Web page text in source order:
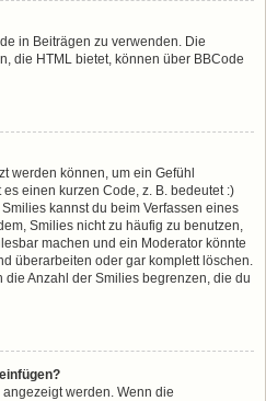
in Beiträgen zu verwenden. Die
die HTML bietet, können über BBCode
werden können, um ein Gefühl
einen kurzen Code, z. B. bedeutet :)
kannst du beim Verfassen eines
Smilies nicht zu häufig zu benutzen,
machen und ein Moderator könnte
überarbeiten oder gar komplett löschen.
Anzahl der Smilies begrenzen, die du
werden. Wenn die